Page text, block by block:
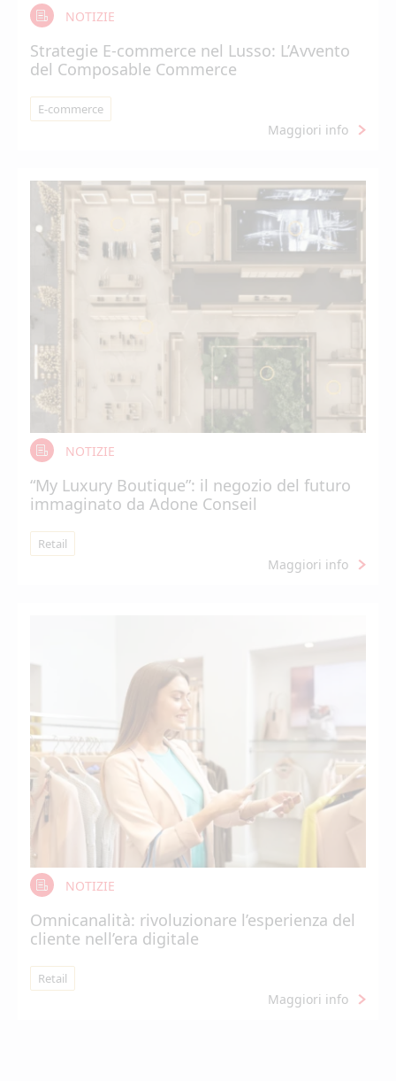
NOTIZIE
Strategie E-commerce nel Lusso: L’Avvento
del Composable Commerce
E-commerce
Maggiori info
NOTIZIE
“My Luxury Boutique”: il negozio del futuro
immaginato da Adone Conseil
Retail
Maggiori info
NOTIZIE
Omnicanalità: rivoluzionare l’esperienza del
cliente nell’era digitale
Retail
Maggiori info